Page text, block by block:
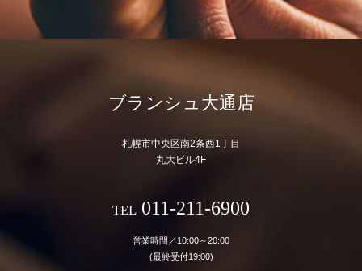
ブランシュ大通店
札幌市中央区南2条西1丁目
丸大ビル4F
TEL 011-211-6900
営業時間／10:00～20:00
(最終受付19:00)